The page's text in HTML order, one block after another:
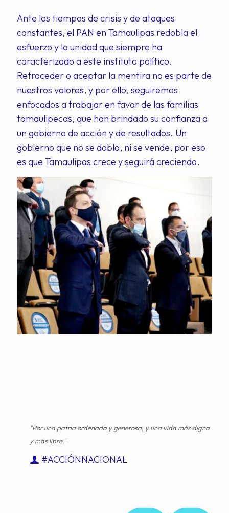
Ante los tiempos de crisis y de ataques
constantes, el PAN en Tamaulipas redobla el
esfuerzo y la unidad que siempre ha
caracterizado a este instituto político.
Retroceder o aceptar la mentira no es parte de
nuestros valores, y por ello, seguiremos
enfocados a trabajar en favor de las familias
tamaulipecas, que han brindado su confianza a
un gobierno de acción y de resultados. Un
gobierno que no se dobla, ni se vende, por eso
es que Tamaulipas crece y seguirá creciendo.
"Por una patria ordenada y generosa, y una vida más digna
y más libre."
#ACCIÓNNACIONAL